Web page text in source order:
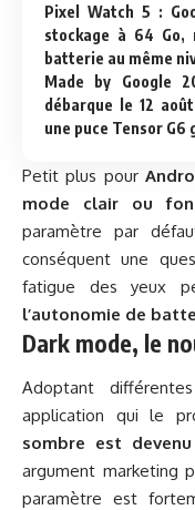
Pixel Watch 5 :
stockage à 64 Go,
batterie au même
Made by Google
débarque le 12
une puce Tensor G6
Petit plus pour
mode clair ou
paramètre par
conséquent une
fatigue des yeux
l’autonomie de
Dark mode, le
Adoptant
application qui le
sombre est
argument marketing
paramètre est